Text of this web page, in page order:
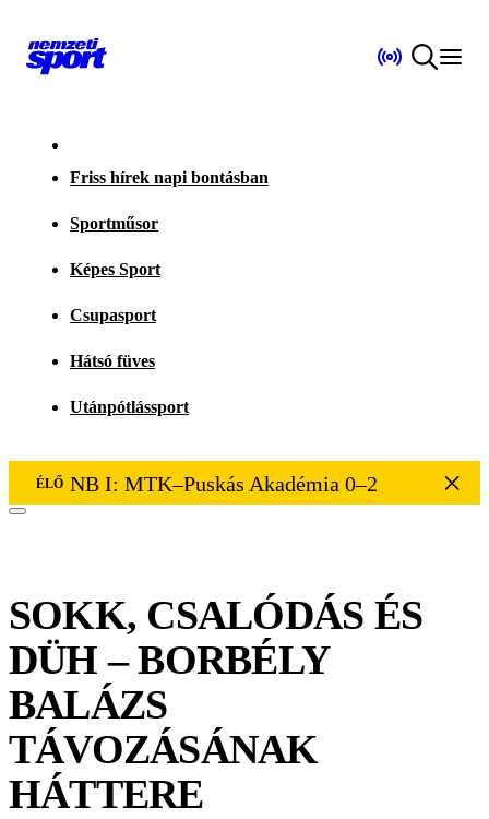
Friss hírek napi bontásban
Sportműsor
Képes Sport
Csupasport
Hátsó füves
Utánpótlássport
ÉLŐ NB I: MTK–Puskás Akadémia 0–2
SOKK, CSALÓDÁS ÉS
DÜH – BORBÉLY
BALÁZS
TÁVOZÁSÁNAK
HÁTTERE